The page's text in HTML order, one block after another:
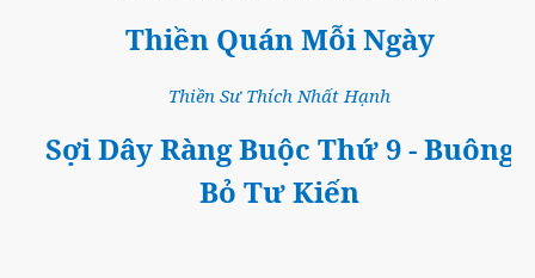
Thiền Quán Mỗi Ngày
Thiền Sư Thích Nhất Hạnh
Sợi Dây Ràng Buộc Thứ 9 - Buông
Bỏ Tư Kiến